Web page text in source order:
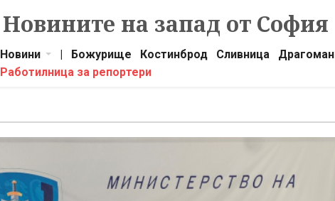
Новините на запад от София
Новини | Божурище Костинброд Сливница Драгоман
Работилница за репортери